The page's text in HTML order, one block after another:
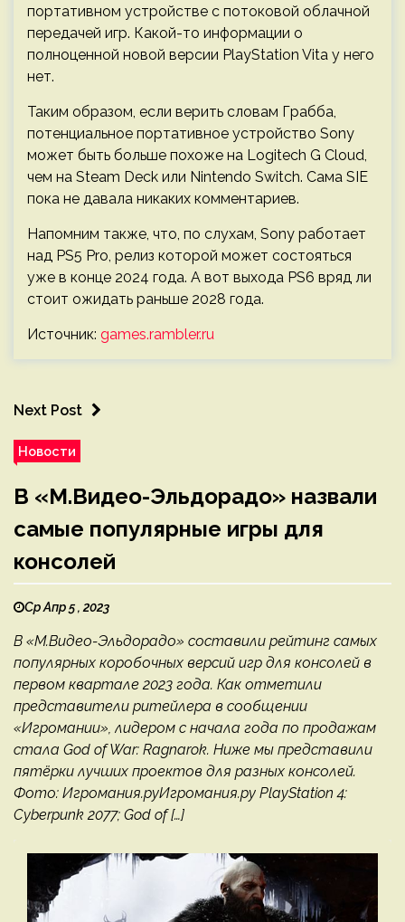
портативном устройстве с потоковой облачной
передачей игр. Какой-то информации о
полноценной новой версии PlayStation Vita у него
нет.
Таким образом, если верить словам Грабба,
потенциальное портативное устройство Sony
может быть больше похоже на Logitech G Cloud,
чем на Steam Deck или Nintendo Switch. Сама SIE
пока не давала никаких комментариев.
Напомним также, что, по слухам, Sony работает
над PS5 Pro, релиз которой может состояться
уже в конце 2024 года. А вот выхода PS6 вряд ли
стоит ожидать раньше 2028 года.
Источник: games.rambler.ru
Next Post
Новости
В «М.Видео-Эльдорадо» назвали
самые популярные игры для
консолей
Ср Апр 5 , 2023
В «М.Видео-Эльдорадо» составили рейтинг самых
популярных коробочных версий игр для консолей в
первом квартале 2023 года. Как отметили
представители ритейлера в сообщении
«Игромании», лидером с начала года по продажам
стала God of War: Ragnarok. Ниже мы представили
пятёрки лучших проектов для разных консолей.
Фото: Игромания.руИгромания.ру PlayStation 4:
Cyberpunk 2077; God of […]